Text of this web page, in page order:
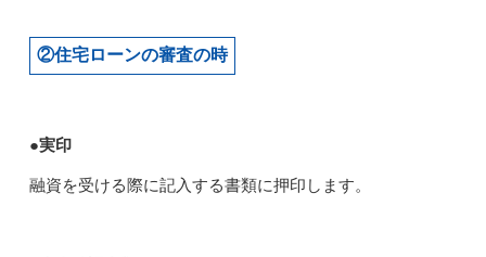
②住宅ローンの審査の時
●実印
融資を受ける際に記入する書類に押印します。